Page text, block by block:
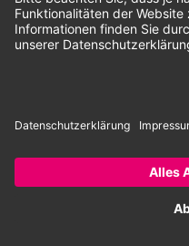
Unsere Zahlungsarten:
Rechnung SEPA-